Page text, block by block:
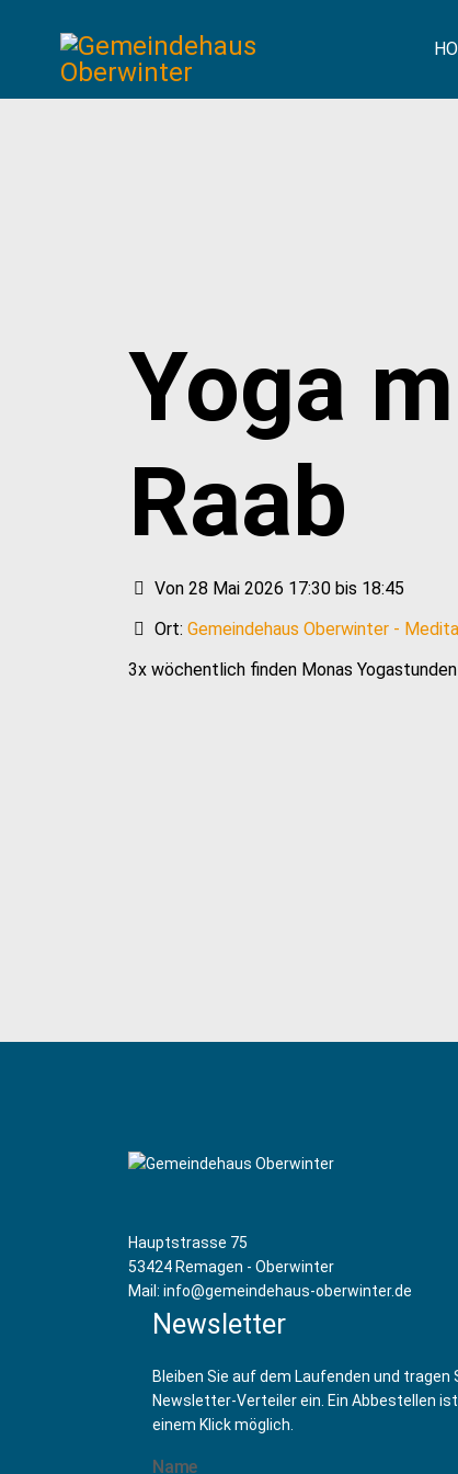
Yoga
Raab
Von 28 Mai 2026 17:30 bis 18:45
Ort: Gemeindehaus Oberwinter -
3x wöchentlich finden Monas
Hauptstrasse 75
53424 Remagen - Oberwinter
Mail: info@gemeindehaus-oberwinter.de
Newsletter
Bleiben Sie auf dem Laufenden und tragen
Newsletter-Verteiler ein. Ein Abbestellen
einem Klick möglich.